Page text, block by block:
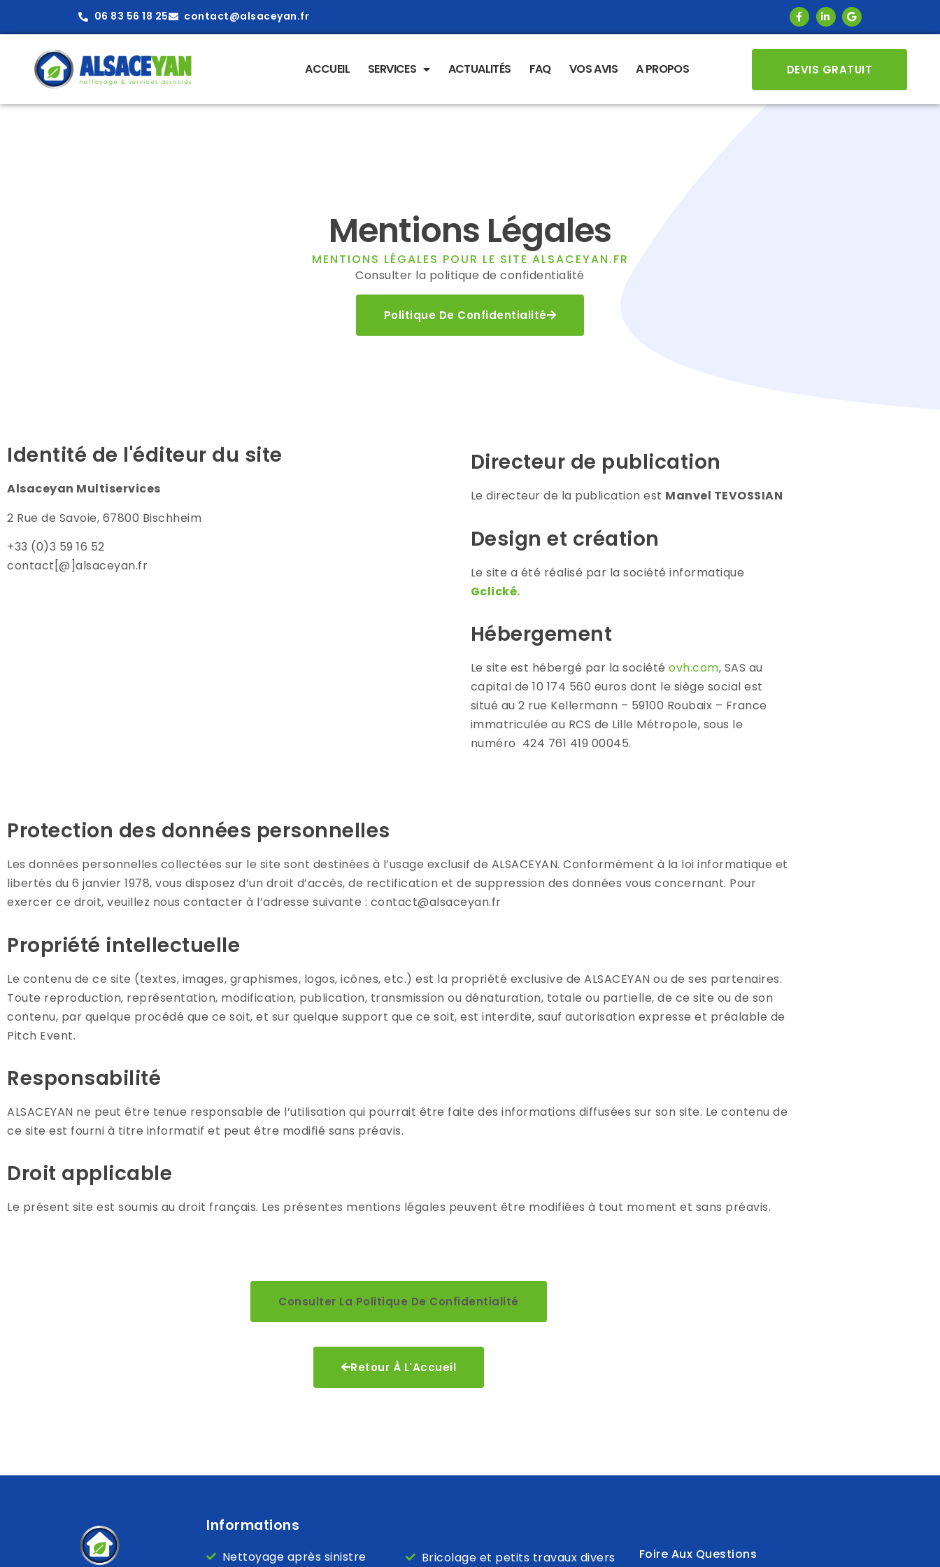
06 83 56 18 25 contact@alsaceyan.fr
ACCUEIL SERVICES ACTUALITÉS FAQ VOS AVIS A PROPOS DEVIS GRATUIT
Mentions Légales
MENTIONS LÉGALES POUR LE SITE ALSACEYAN.FR
Consulter la politique de confidentialité
Politique De Confidentialité
Identité de l'éditeur du site
Alsaceyan Multiservices
2 Rue de Savoie, 67800 Bischheim
+33 (0)3 59 16 52
contact[@]alsaceyan.fr
Directeur de publication
Le directeur de la publication est Manvel TEVOSSIAN
Design et création
Le site a été réalisé par la société informatique
Gclické.
Hébergement
Le site est hébergé par la sociétéovh.com, SAS au
capital de 10 174 560 euros dont le siège social est
situé au 2 rue Kellermann – 59100 Roubaix – France
immatriculée au RCS de Lille Métropole, sous le
numéro 424 761 419 00045.
Protection des données personnelles
Les données personnelles collectées sur le site sont destinées à l’usage exclusif de ALSACEYAN. Conformément à la loi informatique et
libertés du 6 janvier 1978, vous disposez d’un droit d’accès, de rectification et de suppression des données vous concernant. Pour
exercer ce droit, veuillez nous contacter à l’adresse suivante : contact@alsaceyan.fr
Propriété intellectuelle
Le contenu de ce site (textes, images, graphismes, logos, icônes, etc.) est la propriété exclusive de ALSACEYAN ou de ses partenaires.
Toute reproduction, représentation, modification, publication, transmission ou dénaturation, totale ou partielle, de ce site ou de son
contenu, par quelque procédé que ce soit, et sur quelque support que ce soit, est interdite, sauf autorisation expresse et préalable de
Pitch Event.
Responsabilité
ALSACEYAN ne peut être tenue responsable de l’utilisation qui pourrait être faite des informations diffusées sur son site. Le contenu de
ce site est fourni à titre informatif et peut être modifié sans préavis.
Droit applicable
Le présent site est soumis au droit français. Les présentes mentions légales peuvent être modifiées à tout moment et sans préavis.
Consulter La Politique De Confidentialité
Retour À L'Accueil
Informations
Nettoyage après sinistre Bricolage et petits travaux divers
Foire Aux Questions